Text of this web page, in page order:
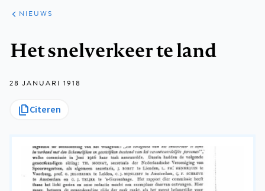
ARTIKELEN
HET
KORT
NIEUWS
Het snelverkeer te land
28 JANUARI 1918
Citeren